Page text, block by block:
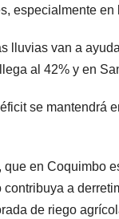
especialmente
lluvias van a
al 42% y en
se mantendrá
que en Coquimbo
a
de riego